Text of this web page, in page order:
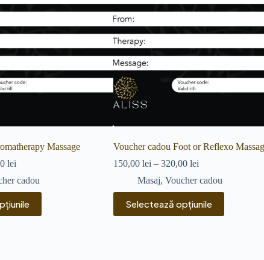
Massage
lei
cadou
Voucher cadou Foot or Reflexo
150,00 lei – 320,00 lei
Masaj, Voucher cadou
Selectează opțiunile